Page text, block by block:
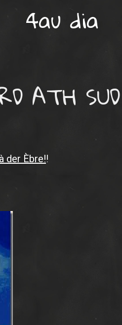
4au dia
ATH SUD
der Èbre!!